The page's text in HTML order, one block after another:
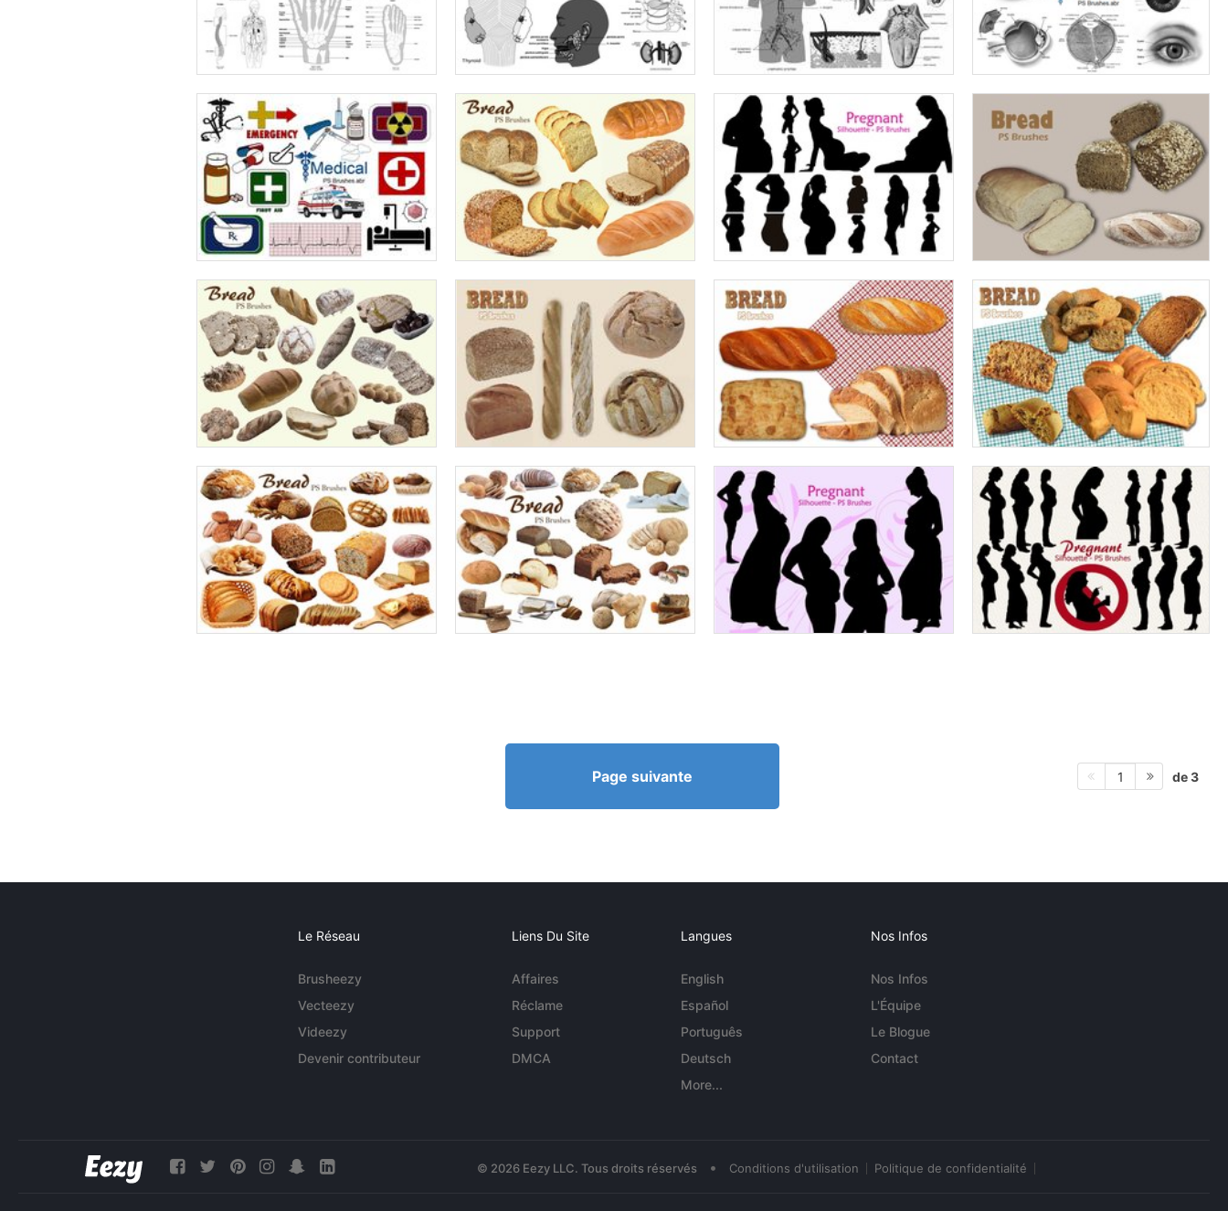
Page suivante 1 de 3
Le Réseau
Brusheezy
Vecteezy
Videezy
Devenir contributeur
Liens Du Site
Affaires
Réclame
Support
DMCA
Langues
English
Español
Português
Deutsch
More...
Nos Infos
Nos Infos
L'Équipe
Le Blogue
Contact
© 2026 Eezy LLC. Tous droits réservés • Conditions d'utilisation Politique de confidentialité